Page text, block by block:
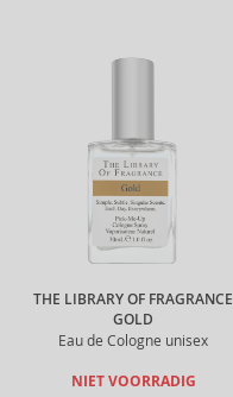
THE LIBRARY OF FRAGRANCE
GOLD
Eau de Cologne unisex
NIET VOORRADIG